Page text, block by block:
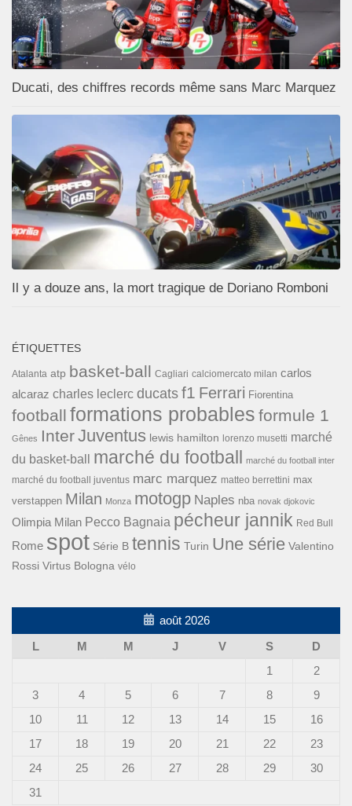
Ducati, des chiffres records même sans Marc Marquez
Il y a douze ans, la mort tragique de Doriano Romboni
ÉTIQUETTES
Atalanta atp basket-ball Cagliari calciomercato milan carlos
alcaraz charles leclerc ducats f1 Ferrari Fiorentina
football formations probables formule 1
Gênes InterJuventus lewis hamilton lorenzo musetti marché
du basket-ball
marché du football marché du football inter
marché du football juventus marc marquez matteo berrettini max
verstappen Milan Monza motogp Naples nba novak djokovic
Olimpia Milan Pecco Bagnaia pécheur jannik Red Bull
Rome spot Série B tennis Turin Une série Valentino
Rossi Virtus Bologna vélo
août 2026
L
M M J V S
D
1
2
3
4 5 6 7 8
9
10
11 12 13 14 15
16
17
18 19 20 21 22
23
24
25 26 27 28 29
30
31